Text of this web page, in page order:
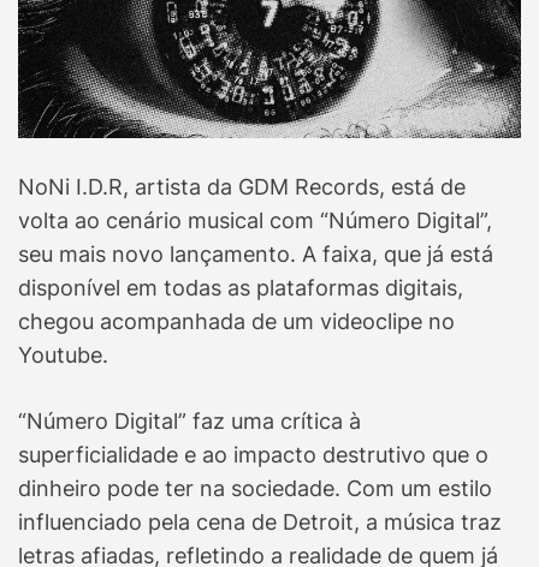
NoNi I.D.R, artista da GDM Records, está de
volta ao cenário musical com “Número Digital”,
seu mais novo lançamento. A faixa, que já está
disponível em todas as plataformas digitais,
chegou acompanhada de um videoclipe no
Youtube.
“Número Digital” faz uma crítica à
superficialidade e ao impacto destrutivo que o
dinheiro pode ter na sociedade. Com um estilo
influenciado pela cena de Detroit, a música traz
letras afiadas, refletindo a realidade de quem já